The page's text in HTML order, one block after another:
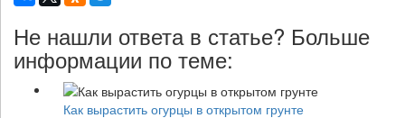
Не нашли ответа в статье? Больше
информации по теме:
Как вырастить огурцы в открытом грунте